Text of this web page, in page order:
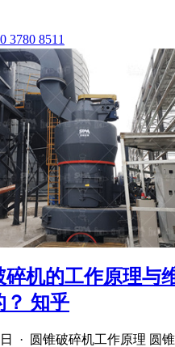
3780 8511
碎机的工作原理与
？ 知乎
日 · 圆锥破碎机工作原理 圆